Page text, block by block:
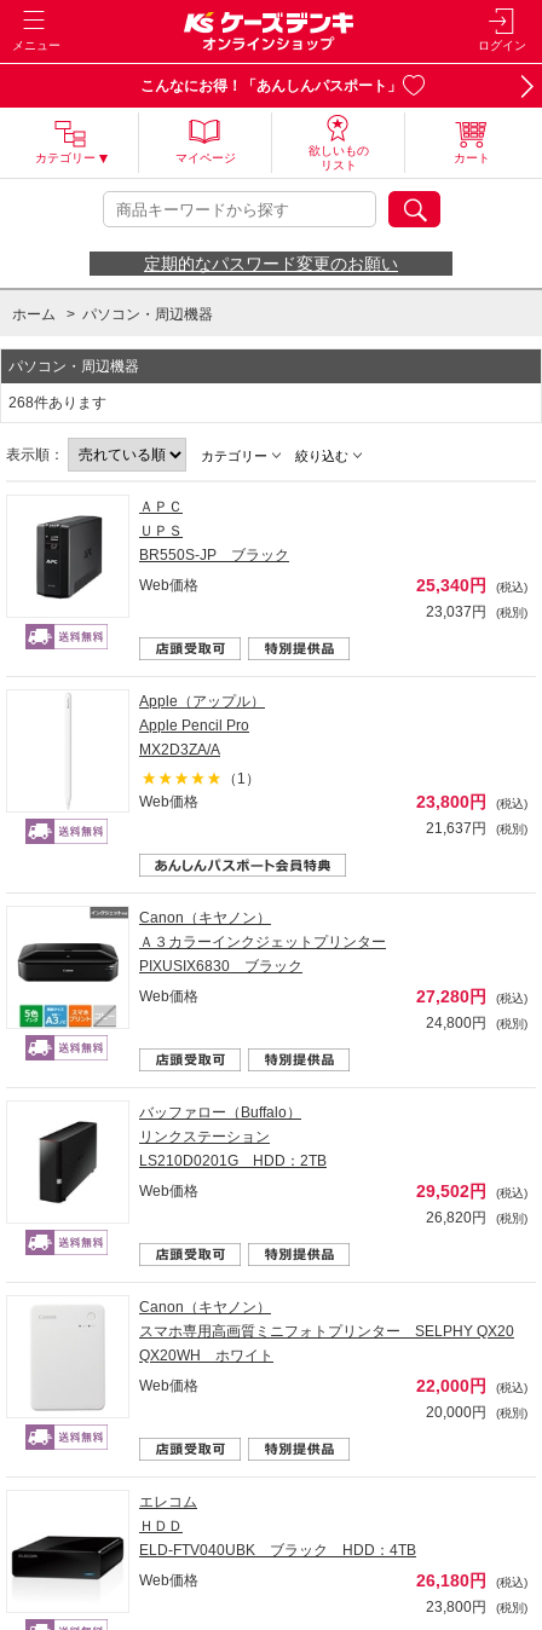
メニュー ログイン
こんなにお得！「あんしんパスポート」
カテゴリー マイページ
欲しいもの
リスト
カート
定期的なパスワード変更のお願い
ホーム > パソコン・周辺機器
パソコン・周辺機器
268件あります
表示順： カテゴリー 絞り込む
ＡＰＣ
ＵＰＳ
BR550S-JP ブラック
Web価格
25,340円 (税込)
23,037円 (税別)
Apple（アップル）
Apple Pencil Pro
MX2D3ZA/A
（1）
Web価格
23,800円 (税込)
21,637円 (税別)
Canon（キヤノン）
Ａ３カラーインクジェットプリンター
PIXUSIX6830 ブラック
Web価格
27,280円 (税込)
24,800円 (税別)
バッファロー（Buffalo）
リンクステーション
LS210D0201G HDD：2TB
Web価格
29,502円 (税込)
26,820円 (税別)
Canon（キヤノン）
スマホ専用高画質ミニフォトプリンター SELPHY QX20
QX20WH ホワイト
Web価格
22,000円 (税込)
20,000円 (税別)
エレコム
ＨＤＤ
ELD-FTV040UBK ブラック HDD：4TB
Web価格
26,180円 (税込)
23,800円 (税別)